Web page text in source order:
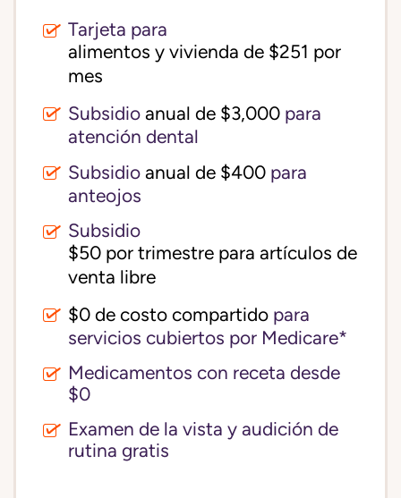
Tarjeta para
alimentos y vivienda de $251 por
mes
Subsidio anual de $3,000 para
atención dental
Subsidio anual de $400 para
anteojos
Subsidio
$50 por trimestre para artículos de
venta libre
$0 de costo compartido para
servicios cubiertos por Medicare*
Medicamentos con receta desde
$0
Examen de la vista y audición de
rutina gratis